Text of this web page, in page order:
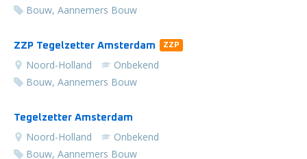
Bouw, Aannemers Bouw
ZZP Tegelzetter Amsterdam ZZP
Noord-Holland
Onbekend
Bouw, Aannemers Bouw
Tegelzetter Amsterdam
Noord-Holland
Onbekend
Bouw, Aannemers Bouw